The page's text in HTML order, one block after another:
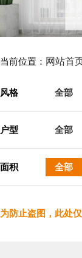
当前位置： 网站首
风格 全部
户型 全部
面积 全部
为防止盗图，此处